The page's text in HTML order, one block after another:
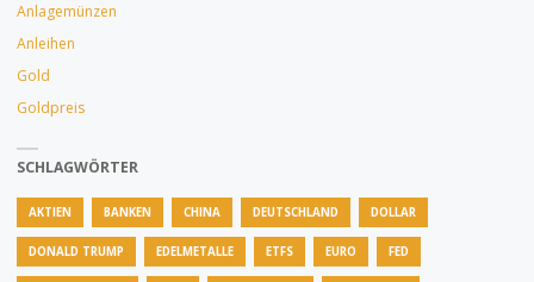
Anlagemünzen
Anleihen
Gold
Goldpreis
SCHLAGWÖRTER
AKTIEN BANKEN CHINA DEUTSCHLAND DOLLAR
DONALD TRUMP EDELMETALLE ETFS EURO FED